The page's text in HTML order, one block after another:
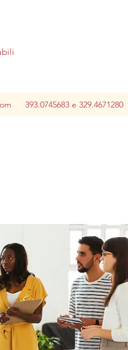
393.0745683 e 329.4671280